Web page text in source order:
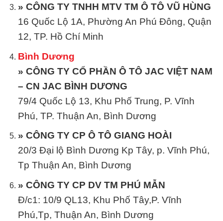
» CÔNG TY TNHH MTV TM Ô TÔ VŨ HÙNG
16 Quốc Lộ 1A, Phường An Phú Đông, Quận
12, TP. Hồ Chí Minh
Bình Dương
» CÔNG TY CỔ PHẦN Ô TÔ JAC VIỆT NAM
– CN JAC BÌNH DƯƠNG
79/4 Quốc Lộ 13, Khu Phố Trung, P. Vĩnh
Phú, TP. Thuận An, Bình Dương
» CÔNG TY CP Ô TÔ GIANG HOÀI
20/3 Đại lộ Bình Dương Kp Tây, p. Vĩnh Phú,
Tp Thuận An, Bình Dương
» CÔNG TY CP DV TM PHÚ MẪN
Đ/c1: 10/9 QL13, Khu Phố Tây,P. Vĩnh
Phú,Tp, Thuận An, Bình Dương